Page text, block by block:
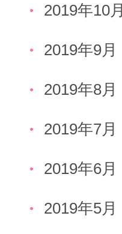
2019年10月
2019年9月
2019年8月
2019年7月
2019年6月
2019年5月